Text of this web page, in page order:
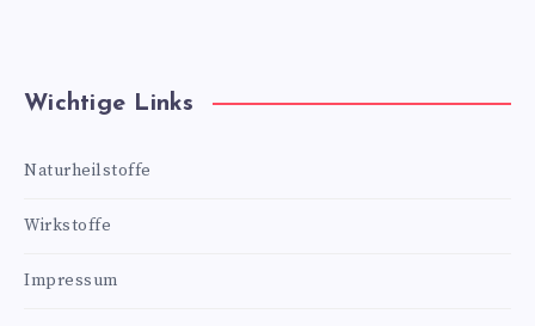
Wichtige Links
Naturheilstoffe
Wirkstoffe
Impressum